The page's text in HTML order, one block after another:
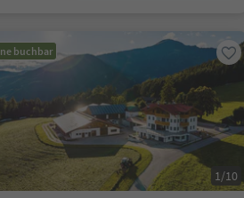
buchbar
1/10